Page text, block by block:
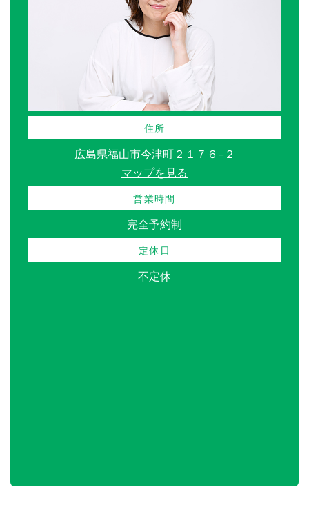
住所
広島県福山市今津町２１７６−２
マップを見る
営業時間
完全予約制
定休日
不定休